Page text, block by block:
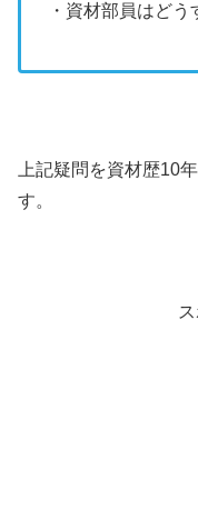
・資材部員はどう
上記疑問を資材歴10
す。